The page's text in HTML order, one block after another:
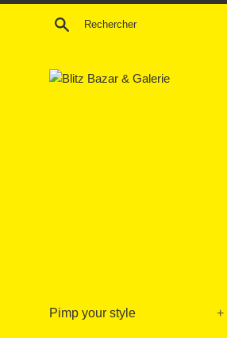
Passer
Recherche
Pimp your style +